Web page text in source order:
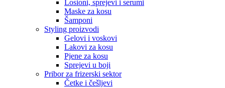
Losioni, sprejevi i serumi
Maske za kosu
Šamponi
Styling proizvodi
Gelovi i voskovi
Lakovi za kosu
Pjene za kosu
Sprejevi u boji
Pribor za frizerski sektor
Četke i češljevi